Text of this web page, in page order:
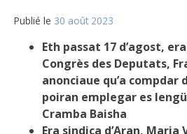
Publié le 30 août 2023
Eth passat 17 d’agost,
Congrès des Deputats,
anonciaue qu’a compdar
poiran emplegar es
Cramba Baisha
Era sindica d’Aran,